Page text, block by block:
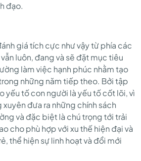
đạo.
giá tích cực như vậy từ phía các
luôn, đang và sẽ đặt mục tiêu
làm việc hạnh phúc nhằm tạo
những năm tiếp theo. Bởi tập
yếu tố con người là yếu tố cốt lõi, vì
đưa ra những chính sách
và đặc biệt là chú trọng tới trải
cho phù hợp với xu thế hiện đại và
thể hiện sự linh hoạt và đổi mới